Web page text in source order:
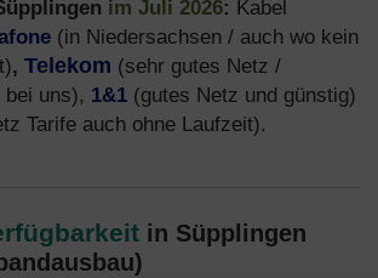
im Juli 2026: Kabel
(in Niedersachsen / auch wo kein
, Telekom (sehr gutes Netz /
bei uns), 1&1 (gutes Netz und günstig)
Tarife auch ohne Laufzeit).
in Süpplingen